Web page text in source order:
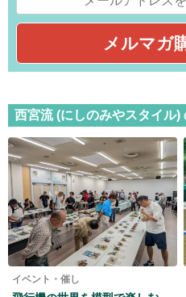
西宮流 (にしのみやスタイル)
イベント・催し